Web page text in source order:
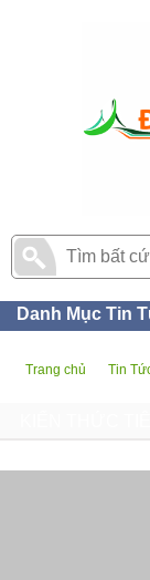
Danh Mục Tin
Trang chủ Tin